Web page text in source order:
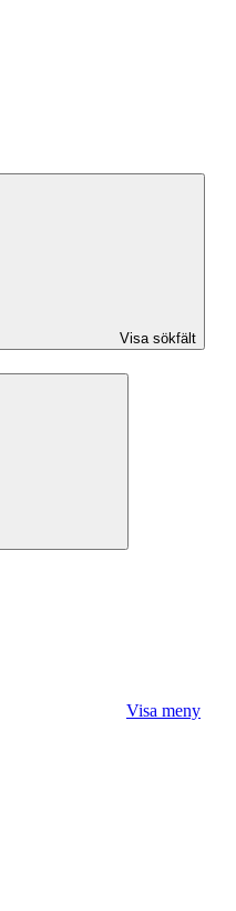
Visa sökfält
Visa meny